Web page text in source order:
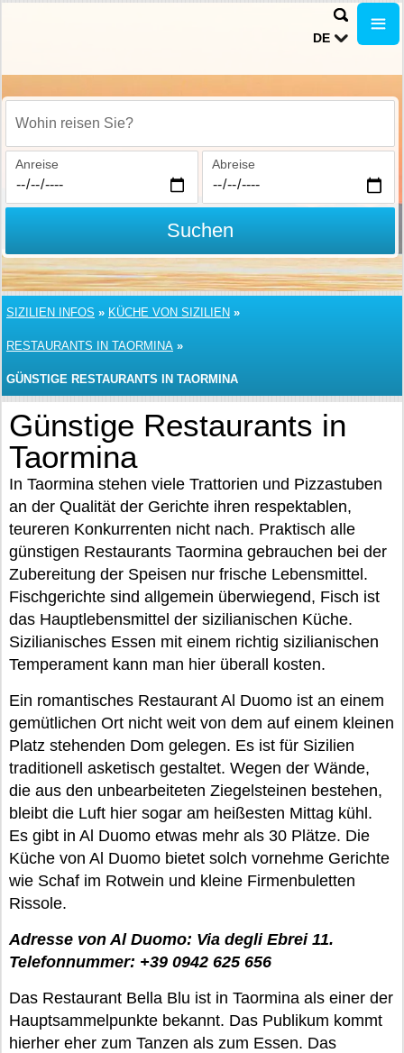
DE
Wohin reisen Sie?
Anreise Abreise
Suchen
SIZILIEN INFOS » KÜCHE VON SIZILIEN »
RESTAURANTS IN TAORMINA »
GÜNSTIGE RESTAURANTS IN TAORMINA
Günstige Restaurants in
Taormina
In Taormina stehen viele Trattorien und Pizzastuben
an der Qualität der Gerichte ihren respektablen,
teureren Konkurrenten nicht nach. Praktisch alle
günstigen Restaurants Taormina gebrauchen bei der
Zubereitung der Speisen nur frische Lebensmittel.
Fischgerichte sind allgemein überwiegend, Fisch ist
das Hauptlebensmittel der sizilianischen Küche.
Sizilianisches Essen mit einem richtig sizilianischen
Temperament kann man hier überall kosten.
Ein romantisches Restaurant Al Duomo ist an einem
gemütlichen Ort nicht weit von dem auf einem kleinen
Platz stehenden Dom gelegen. Es ist für Sizilien
traditionell asketisch gestaltet. Wegen der Wände,
die aus den unbearbeiteten Ziegelsteinen bestehen,
bleibt die Luft hier sogar am heißesten Mittag kühl.
Es gibt in Al Duomo etwas mehr als 30 Plätze. Die
Küche von Al Duomo bietet solch vornehme Gerichte
wie Schaf im Rotwein und kleine Firmenbuletten
Rissole.
Adresse von Al Duomo: Via degli Ebrei 11.
Telefonnummer: +39 0942 625 656
Das Restaurant Bella Blu ist in Taormina als einer der
Hauptsammelpunkte bekannt. Das Publikum kommt
hierher eher zum Tanzen als zum Essen. Das